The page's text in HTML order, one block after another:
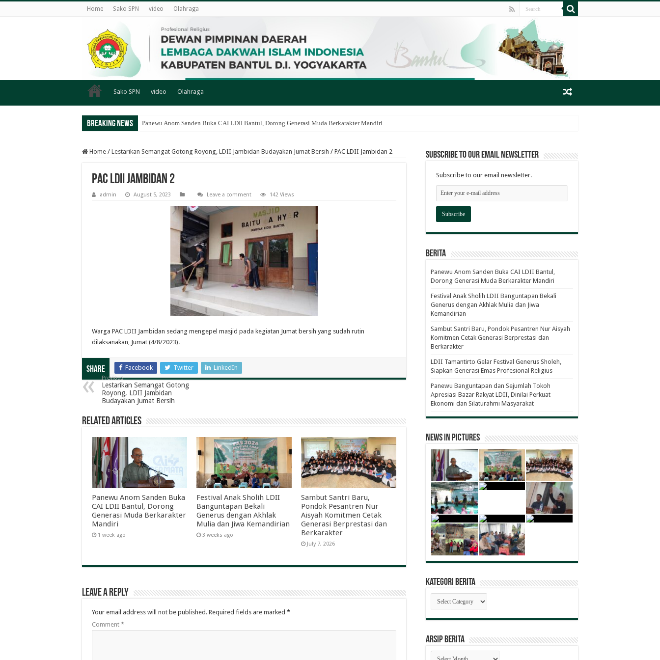
Home Sako SPN video Olahraga
Sako SPN video Olahraga
Breaking News Panewu Anom Sanden Buka CAI LDII Bantul, Dorong Generasi Muda Berkarakter Mandiri
Home / Lestarikan Semangat Gotong Royong, LDII Jambidan Budayakan Jumat Bersih / PAC LDII Jambidan 2
PAC LDII Jambidan 2
admin August 5, 2023 Leave a comment 142 Views
Warga PAC LDII Jambidan sedang mengepel masjid pada kegiatan Jumat bersih yang sudah rutin
dilaksanakan, Jumat (4/8/2023).
Share Facebook Twitter LinkedIn
Previous
Lestarikan Semangat Gotong
Royong, LDII Jambidan
Budayakan Jumat Bersih
Related Articles
Panewu Anom Sanden Buka
CAI LDII Bantul, Dorong
Generasi Muda Berkarakter
Mandiri
1 week ago
Festival Anak Sholih LDII
Banguntapan Bekali
Generus dengan Akhlak
Mulia dan Jiwa Kemandirian
3 weeks ago
Sambut Santri Baru,
Pondok Pesantren Nur
Aisyah Komitmen Cetak
Generasi Berprestasi dan
Berkarakter
July 7, 2026
Leave a Reply
Your email address will not be published. Required fields are marked *
Comment *
Subscribe to our email newsletter
Subscribe to our email newsletter.
Berita
Panewu Anom Sanden Buka CAI LDII Bantul,
Dorong Generasi Muda Berkarakter Mandiri
Festival Anak Sholih LDII Banguntapan Bekali
Generus dengan Akhlak Mulia dan Jiwa
Kemandirian
Sambut Santri Baru, Pondok Pesantren Nur Aisyah
Komitmen Cetak Generasi Berprestasi dan
Berkarakter
LDII Tamantirto Gelar Festival Generus Sholeh,
Siapkan Generasi Emas Profesional Religius
Panewu Banguntapan dan Sejumlah Tokoh
Apresiasi Bazar Rakyat LDII, Dinilai Perkuat
Ekonomi dan Silaturahmi Masyarakat
News in Pictures
Kategori Berita
Kategori
Berita
ARSIP BERITA
ARSIP